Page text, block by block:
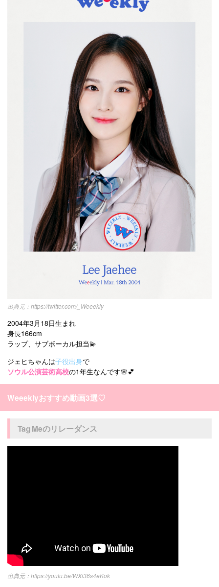
https://twitter.com/_Weeekly
2004年3月18日生まれ
身長166cm
ラップ、サブボーカル担当💫
ジェヒちゃんは子役出身で
ソウル公演芸術高校の1年生なんです🌸💕
Weeeklyおすすめ動画3選♡
Tag Meのリレーダンス
https://youtu.be/WXi36s4eKok